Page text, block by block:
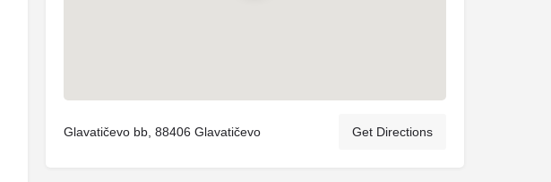
Glavatičevo bb, 88406 Glavatičevo Get Directions